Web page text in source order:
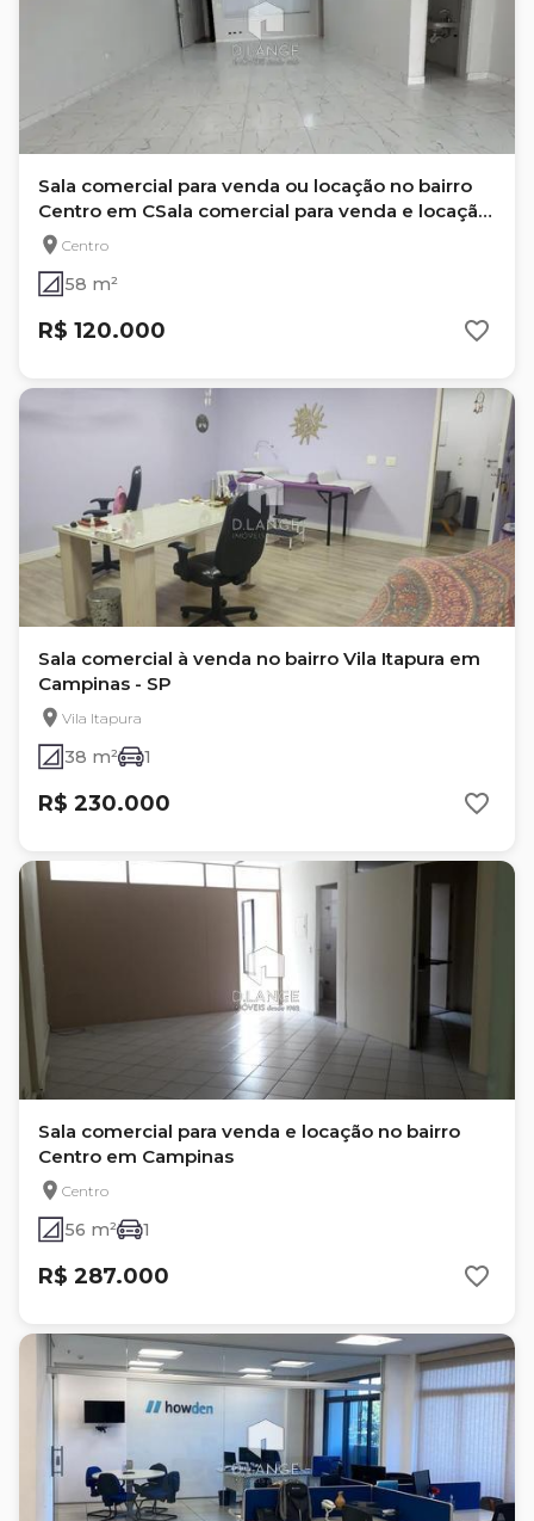
Sala comercial para venda ou locação no bairro
Centro em CSala comercial para venda e locação
no bairro Centro em Campinas - SPampinas
Centro
58 m²
R$ 120.000
Sala comercial à venda no bairro Vila Itapura em
Campinas - SP
Vila Itapura
38 m² 1
R$ 230.000
Sala comercial para venda e locação no bairro
Centro em Campinas
Centro
56 m² 1
R$ 287.000